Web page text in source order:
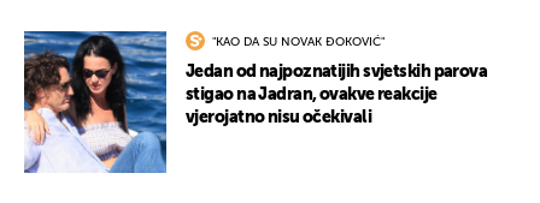
"KAO DA SU NOVAK ĐOKOVIĆ"
Jedan od najpoznatijih svjetskih parova
stigao na Jadran, ovakve reakcije
vjerojatno nisu očekivali